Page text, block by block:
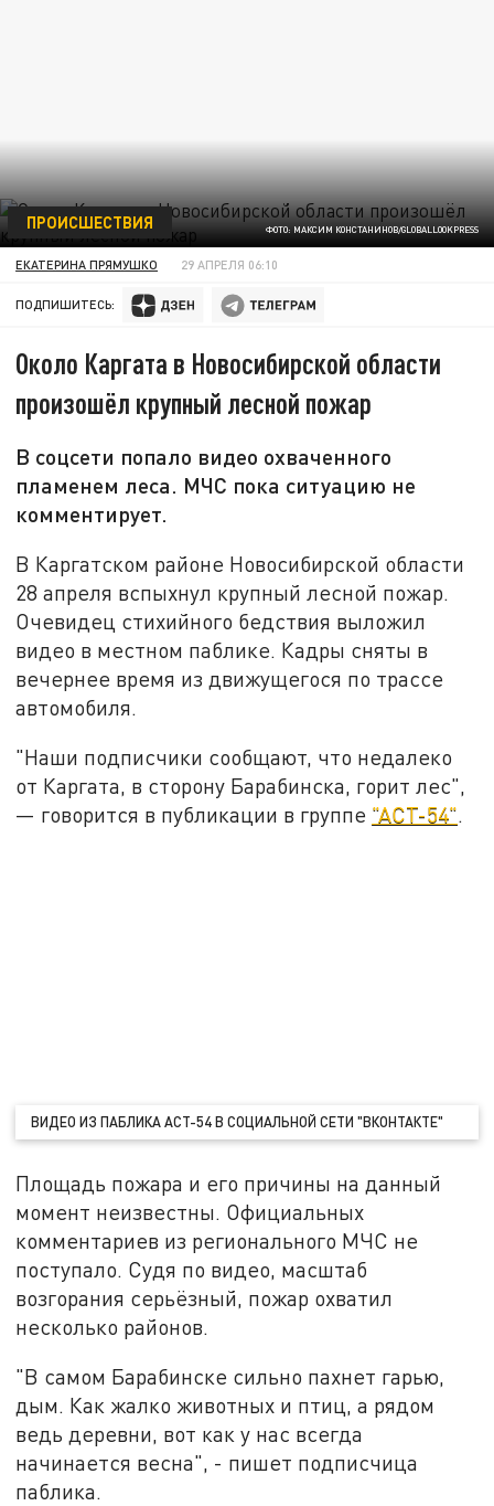
ФОТО: МАКСИМ КОНСТАНИНОВ/GLOBALLOOKPRESS
ПРОИСШЕСТВИЯ
ЕКАТЕРИНА ПРЯМУШКО 29 АПРЕЛЯ 06:10
ПОДПИШИТЕСЬ:
Около Каргата в Новосибирской области
произошёл крупный лесной пожар
В соцсети попало видео охваченного
пламенем леса. МЧС пока ситуацию не
комментирует.
В Каргатском районе Новосибирской области
28 апреля вспыхнул крупный лесной пожар.
Очевидец стихийного бедствия выложил
видео в местном паблике. Кадры сняты в
вечернее время из движущегося по трассе
автомобиля.
"Наши подписчики сообщают, что недалеко
от Каргата, в сторону Барабинска, горит лес",
— говорится в публикации в группе "АСТ-54".
ВИДЕО ИЗ ПАБЛИКА АСТ-54 В СОЦИАЛЬНОЙ СЕТИ "ВКОНТАКТЕ"
Площадь пожара и его причины на данный
момент неизвестны. Официальных
комментариев из регионального МЧС не
поступало. Судя по видео, масштаб
возгорания серьёзный, пожар охватил
несколько районов.
"В самом Барабинске сильно пахнет гарью,
дым. Как жалко животных и птиц, а рядом
ведь деревни, вот как у нас всегда
начинается весна", - пишет подписчица
паблика.